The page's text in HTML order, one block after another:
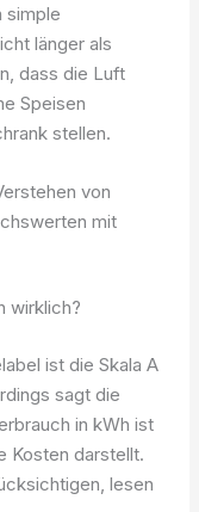
simple
länger als
dass die Luft
Speisen
stellen.
von
mit
wirklich?
ist die Skala A
sagt die
in kWh ist
Kosten darstellt.
lesen